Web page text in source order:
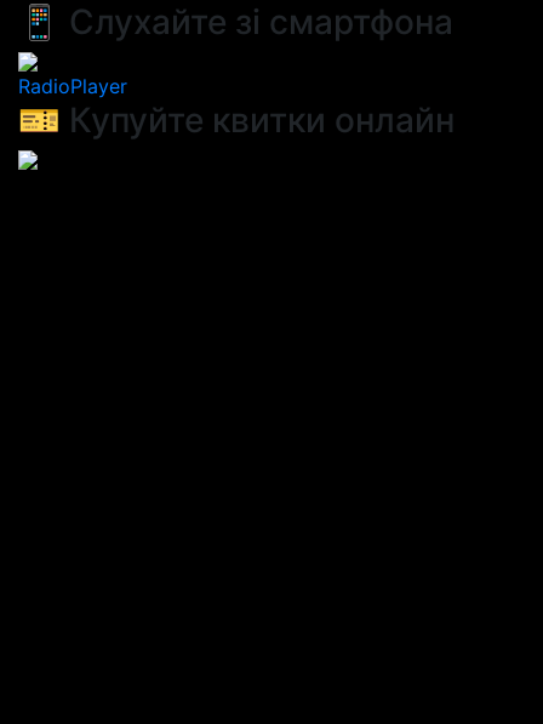
📱 Слухайте зі смартфона
RadioPlayer
🎫 Купуйте квитки онлайн